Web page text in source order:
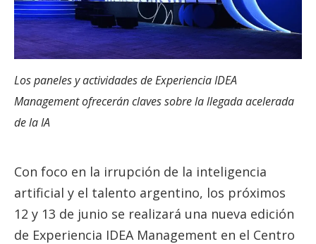
Los paneles y actividades de Experiencia IDEA
Management ofrecerán claves sobre la llegada acelerada
de la IA
Con foco en la irrupción de la inteligencia
artificial y el talento argentino, los próximos
12 y 13 de junio se realizará una nueva edición
de Experiencia IDEA Management en el Centro